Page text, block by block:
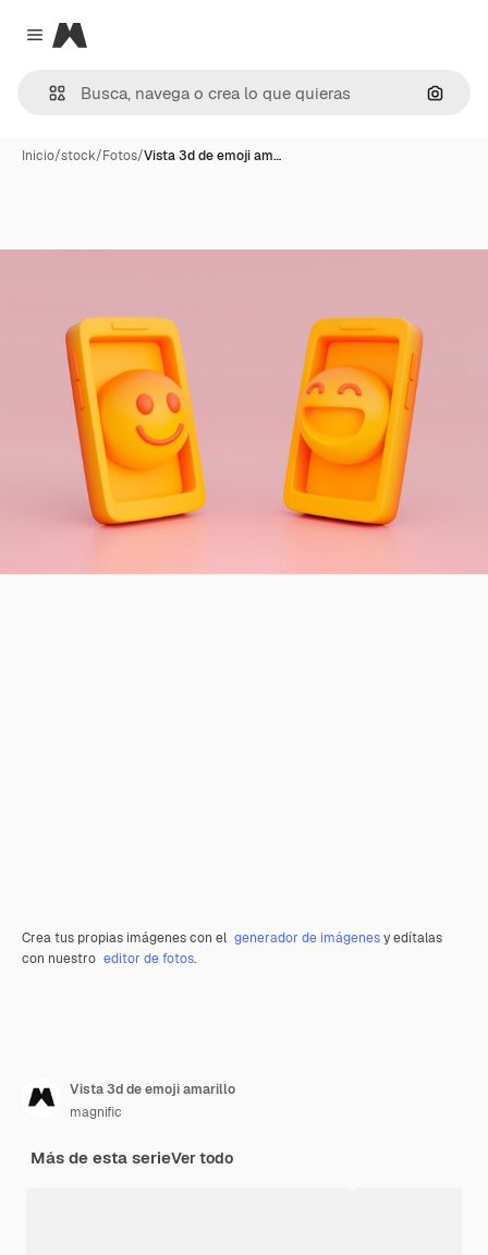
Close menu
Magnific
Inicio/stock/Fotos/Vista 3d de emoji am…
Crea tus propias imágenes con el generador de imágenesy edítalas
con nuestro editor de fotos.
Vista 3d de emoji amarillo
magnific
Más de esta serieVer todo